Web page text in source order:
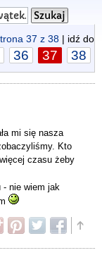
37 z 38 | idź do
36 37 38
mi się nasza
Kto
czasu żeby
- nie wiem jak